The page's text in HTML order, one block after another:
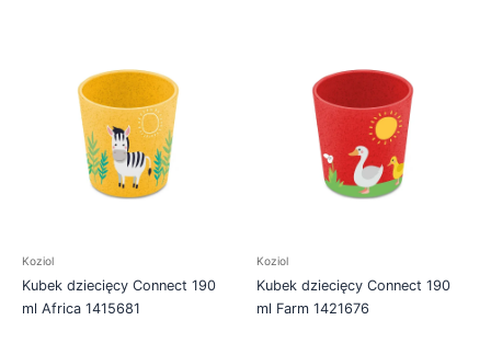
Koziol
Kubek dziecięcy Connect 190
ml Africa 1415681
Koziol
Kubek dziecięcy Connect 190
ml Farm 1421676